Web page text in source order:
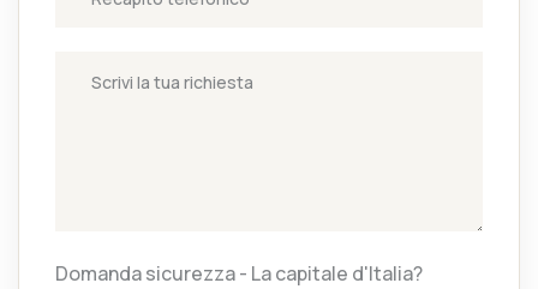
Domanda sicurezza - La capitale d'Italia?